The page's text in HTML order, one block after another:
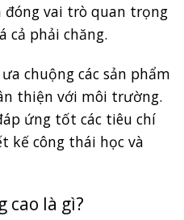
đóng vai trò quan trọng
cả phải chăng.
chuộng các sản phẩm
thiện với môi trường.
ứng tốt các tiêu chí
kế công thái học và
cao là gì?